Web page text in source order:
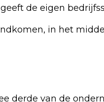
de eigen
in het
derde van de